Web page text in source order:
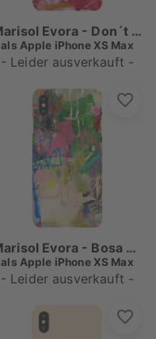
Marisol Evora - Don´t Worry
als Apple iPhone XS Max
- Leider ausverkauft -
Marisol Evora - Bosa Nova Love
als Apple iPhone XS Max
- Leider ausverkauft -